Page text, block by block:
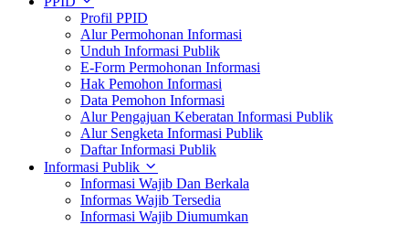
Profil PPID
Alur Permohonan Informasi
Unduh Informasi Publik
E-Form Permohonan Informasi
Hak Pemohon Informasi
Data Pemohon Informasi
Alur Pengajuan Keberatan Informasi Publik
Alur Sengketa Informasi Publik
Daftar Informasi Publik
Informasi Publik
Informasi Wajib Dan Berkala
Informas Wajib Tersedia
Informasi Wajib Diumumkan